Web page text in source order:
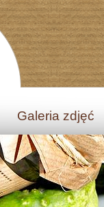
Galeria zdjęć